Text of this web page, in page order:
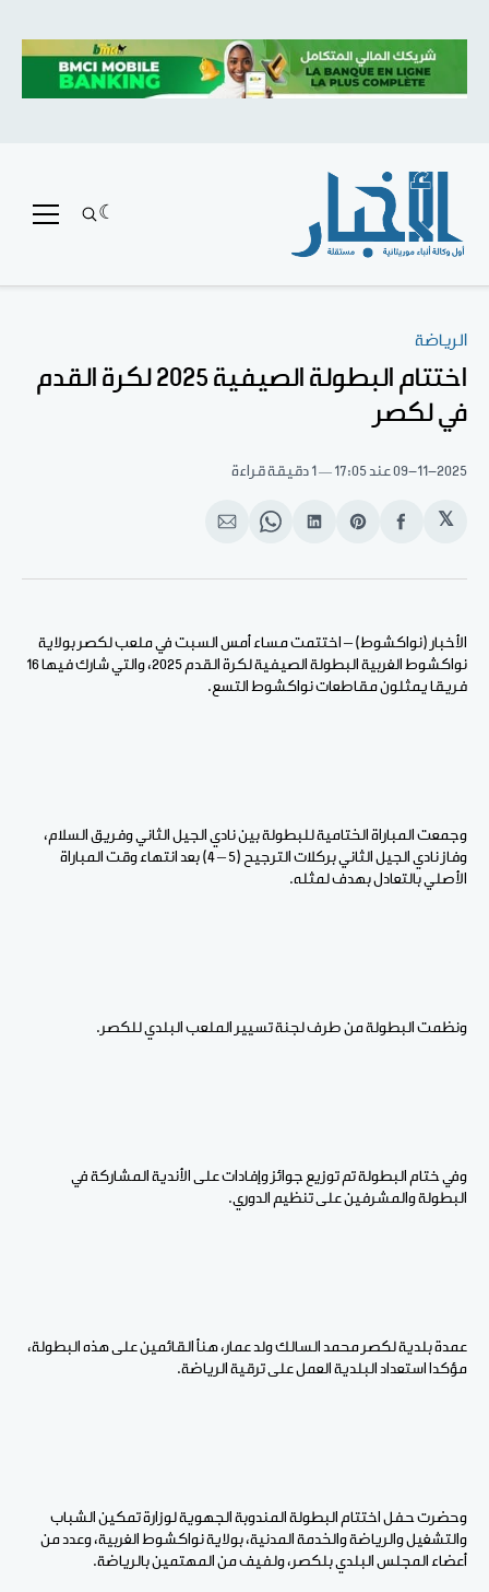
الرياضة
اختتام البطولة الصيفية 2025 لكرة القدم
في لكصر
09-11-2025عند 17:05 1 دقيقة قراءة
𝕏
انشر
الفيسبوك
Share
Pinterest
انشر
لينكد
Share
WhatsApp
انشر
الإيميل
الأخبار (نواكشوط) – اختتمت مساء أمس السبت في ملعب لكصر بولاية
نواكشوط الغربية البطولة الصيفية لكرة القدم 2025، والتي شارك فيها 16
فريقا يمثلون مقاطعات نواكشوط التسع.
وجمعت المباراة الختامية للبطولة بين نادي الجيل الثاني وفريق السلام،
وفاز نادي الجيل الثاني بركلات الترجيح (5 – 4) بعد انتهاء وقت المباراة
الأصلي بالتعادل بهدف لمثله.
ونظمت البطولة من طرف لجنة تسيير الملعب البلدي للكصر.
وفي ختام البطولة تم توزيع جوائز وإفادات على الأندية المشاركة في
البطولة والمشرفين على تنظيم الدوري.
عمدة بلدية لكصر محمد السالك ولد عمار، هنأ القائمين على هذه البطولة،
مؤكدا استعداد البلدية العمل على ترقية الرياضة.
وحضرت حفل اختتام البطولة المندوبة الجهوية لوزارة تمكين الشباب
والتشغيل والرياضة والخدمة المدنية، بولاية نواكشوط الغربية، وعدد من
أعضاء المجلس البلدي بلكصر، ولفيف من المهتمين بالرياضة.